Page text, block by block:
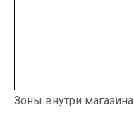
Зоны внутри магазина